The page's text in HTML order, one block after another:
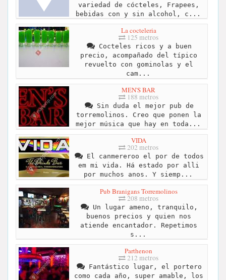
variedad de cócteles, Frapees,
bebidas con y sin alcohol, c...
La cocteleria
125 metros
Cocteles ricos y a buen
precio, acompañado del típico
revuelto con gominolas y el
cam...
MEN'S BAR
188 metros
Sin duda el mejor pub de
torremolinos. Creo que ponen la
mejor música que hay en toda...
VIDA
202 metros
El canmereroo el por de todos
em mi vida. Há estado por alli
por muchos anos. Y siemp...
Pub Branigans Torremolinos
208 metros
Un lugar ameno, tranquilo,
buenos precios y quien nos
atiende encantador. Repetimos
s...
Parthenon
212 metros
Fantástico lugar, el portero
como cada año, super amable, los